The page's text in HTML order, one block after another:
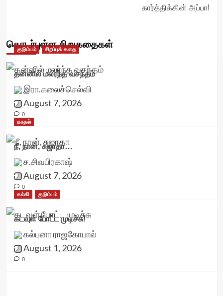
கார்த்திக்கின் அப்பா!
தொடர்புள்ள சிறுகதைகள்
குடும்பம் சிறப்புக் கதை
தன்னில் மலர்ந்த வசந்தம்
இரா.கலைச்செல்வி
August 7, 2026
0
காதல்
நீ, நான், சுஜாதா…
ச.சிவபிரகாஷ்
August 7, 2026
0
கல்கி
குடும்பம்
கடவுள் போட்ட முடிச்சு!
கல்பனா ராஜகோபால்
August 1, 2026
0